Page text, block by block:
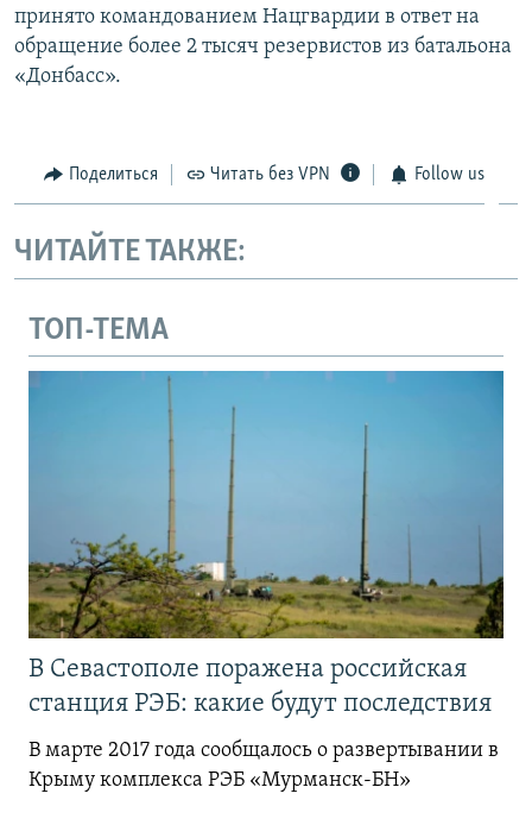
принято командованием Нацгвардии в ответ на
обращение более 2 тысяч резервистов из батальона
«Донбасс».
Поделиться Читать без VPN Follow us
ЧИТАЙТЕ ТАКЖЕ:
ТОП-ТЕМА
В Севастополе поражена российская
станция РЭБ: какие будут последствия
В марте 2017 года сообщалось о развертывании в
Крыму комплекса РЭБ «Мурманск-БН»